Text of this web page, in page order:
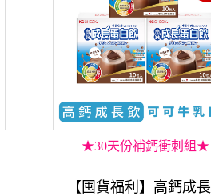
★30天份補鈣衝刺組★
【囤貨福利】高鈣成長